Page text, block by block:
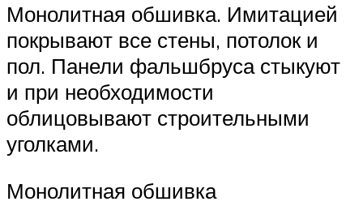
Монолитная обшивка. Имитацией
покрывают все стены, потолок и
пол. Панели фальшбруса стыкуют
и при необходимости
облицовывают строительными
уголками.
Монолитная обшивка